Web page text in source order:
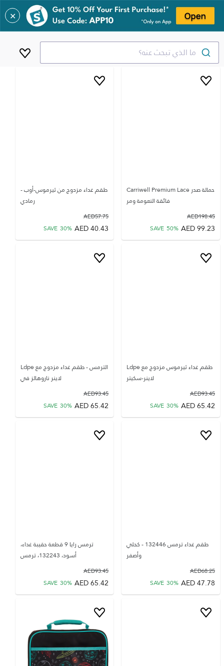
✕
ما الذي تبحث عنه؟
حمالة صدر Carriwell Premium Lace
فائقة النعومة ومر
198.45
AED
99.23
AED
SAVE 50%
طقم غداء مزدوج من ثيرموس-أوب -
رمادي
57.75
AED
40.43
AED
SAVE 30%
طقم غداء ثيرموس مزدوج مع Ldpe
لاينر-سكيتر
93.45
AED
65.42
AED
SAVE 30%
الترمس - طقم غداء مزدوج مع Ldpe
لاينر ناروهالز في
93.45
AED
65.42
AED
SAVE 30%
طقم غداء ترمس 132446 - كحلي
وأصفر
68.25
AED
47.78
AED
SAVE 30%
ترمس رايا 9 قطعة حقيبة غداء،
أسود، 132243، ترمس
93.45
AED
65.42
AED
SAVE 30%